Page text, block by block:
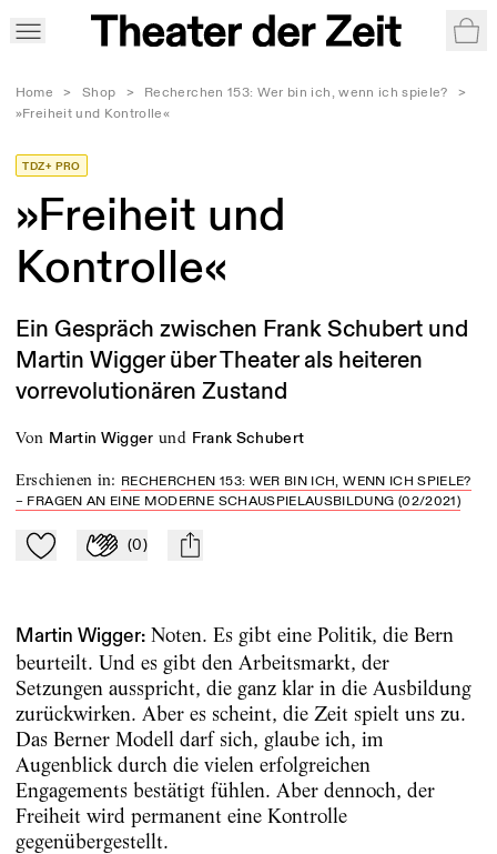
Home > Shop > Recherchen 153: Wer bin ich, wenn ich spiele?
>
»Freiheit und Kontrolle«
TDZ+ PRO
»Freiheit und
Kontrolle«
Ein Gespräch zwischen Frank Schubert und
Martin Wigger über Theater als heiteren
vorrevolutionären Zustand
von Martin Wigger und Frank Schubert
Erschienen in: RECHERCHEN 153: WER BIN ICH, WENN ICH SPIELE?
– FRAGEN AN EINE MODERNE SCHAUSPIELAUSBILDUNG (02/2021)
Zu Mein-TdZ hinzufügen
Applaudieren
(0) mail
Martin Wigger:Noten. Es gibt eine Politik, die Bern
beurteilt. Und es gibt den Arbeitsmarkt, der
Setzungen ausspricht, die ganz klar in die Ausbildung
zurückwirken. Aber es scheint, die Zeit spielt uns zu.
Das Berner Modell darf sich, glaube ich, im
Augenblick durch die vielen erfolgreichen
Engagements bestätigt fühlen. Aber dennoch, der
Freiheit wird permanent eine Kontrolle
gegenübergestellt.